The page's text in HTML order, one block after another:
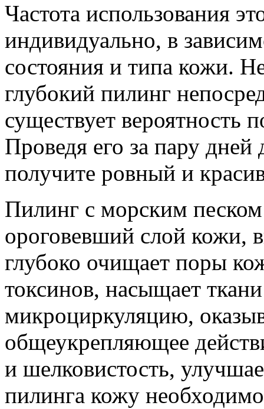
Частота использования
индивидуально, в
состояния и типа кожи.
глубокий пилинг
существует вероятность
Проведя его за пару
получите ровный и
Пилинг с морским песком
ороговевший слой кожи,
глубоко очищает поры
токсинов, насыщает
микроциркуляцию,
общеукрепляющее
и шелковистость,
пилинга кожу